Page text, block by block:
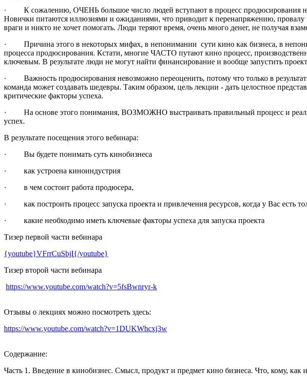
· К сожалению, ОЧЕНЬ большое число людей вступают в процесс продюсирования
Новички питаются иллюзиями и ожиданиями, что приводит к перенапряжению, провалу
враги и никто не хочет помогать. Люди теряют время, очень много денег, не получая
· Причина этого в некоторых мифах, в непонимании сути кино как бизнеса, в
процесса продюсирования. Кстати, многие ЧАСТО путают кино процесс,
ключевым. В результате люди не могут найти финансирование и вообще запустить
· Важность продюсирования невозможно переоценить, потому что только в
команда может создавать шедевры. Таким образом, цель лекции - дать целостное
критические факторы успеха.
· На основе этого понимания, ВОЗМОЖНО выстраивать правильный процесс и
успех.
В результате посещения этого вебинара:
· Вы будете понимать суть кинобизнеса
· как устроена киноиндустрия
· в чем состоит работа продюсера,
· как построить процесс запуска проекта и привлечения ресурсов, когда у Вас есть
· какие необходимо иметь ключевые факторы успеха для запуска проекта
Тизер первой части вебинара
{youtube}VFrrCuSbjI{/youtube}
Тизер второй части вебинара
https://www.youtube.com/watch?v=5fsBwnryr-k
Отзывы о лекциях можно посмотреть здесь:
https://www.youtube.com/watch?v=1DUKWhcxj3w
Содержание:
Часть 1. Введение в кинобизнес. Смысл, продукт и предмет кино бизнеса. Что, кому,